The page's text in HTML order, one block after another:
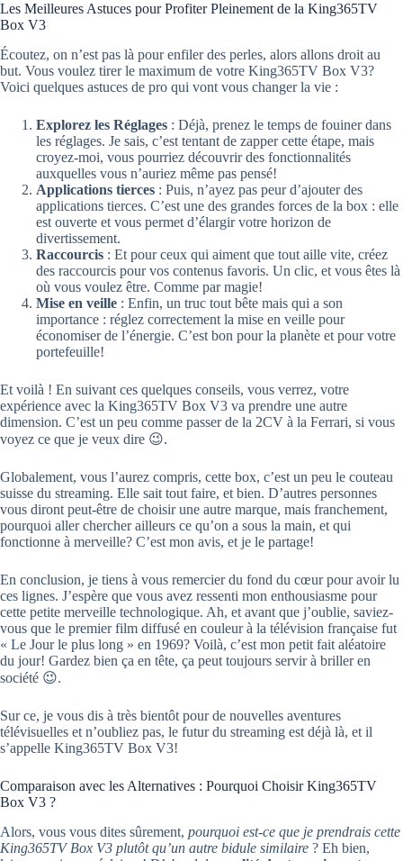
Les Meilleures Astuces pour Profiter Pleinement de la King365TV
Box V3
Écoutez, on n’est pas là pour enfiler des perles, alors allons droit au
but. Vous voulez tirer le maximum de votre King365TV Box V3?
Voici quelques astuces de pro qui vont vous changer la vie :
Explorez les Réglages : Déjà, prenez le temps de fouiner dans
les réglages. Je sais, c’est tentant de zapper cette étape, mais
croyez-moi, vous pourriez découvrir des fonctionnalités
auxquelles vous n’auriez même pas pensé!
Applications tierces : Puis, n’ayez pas peur d’ajouter des
applications tierces. C’est une des grandes forces de la box : elle
est ouverte et vous permet d’élargir votre horizon de
divertissement.
Raccourcis : Et pour ceux qui aiment que tout aille vite, créez
des raccourcis pour vos contenus favoris. Un clic, et vous êtes là
où vous voulez être. Comme par magie!
Mise en veille : Enfin, un truc tout bête mais qui a son
importance : réglez correctement la mise en veille pour
économiser de l’énergie. C’est bon pour la planète et pour votre
portefeuille!
Et voilà ! En suivant ces quelques conseils, vous verrez, votre
expérience avec la King365TV Box V3 va prendre une autre
dimension. C’est un peu comme passer de la 2CV à la Ferrari, si vous
voyez ce que je veux dire 😉.
Globalement, vous l’aurez compris, cette box, c’est un peu le couteau
suisse du streaming. Elle sait tout faire, et bien. D’autres personnes
vous diront peut-être de choisir une autre marque, mais franchement,
pourquoi aller chercher ailleurs ce qu’on a sous la main, et qui
fonctionne à merveille? C’est mon avis, et je le partage!
En conclusion, je tiens à vous remercier du fond du cœur pour avoir lu
ces lignes. J’espère que vous avez ressenti mon enthousiasme pour
cette petite merveille technologique. Ah, et avant que j’oublie, saviez-
vous que le premier film diffusé en couleur à la télévision française fut
« Le Jour le plus long » en 1969? Voilà, c’est mon petit fait aléatoire
du jour! Gardez bien ça en tête, ça peut toujours servir à briller en
société 😉.
Sur ce, je vous dis à très bientôt pour de nouvelles aventures
télévisuelles et n’oubliez pas, le futur du streaming est déjà là, et il
s’appelle King365TV Box V3!
Comparaison avec les Alternatives : Pourquoi Choisir King365TV
Box V3 ?
Alors, vous vous dites sûrement, pourquoi est-ce que je prendrais cette
King365TV Box V3 plutôt qu’un autre bidule similaire ? Eh bien,